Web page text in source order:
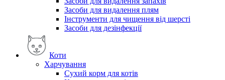
Засоби для видалення плям
Інструменти для чищення від шерсті
Засоби для дезінфекції
Коти
Харчування
Сухий корм для котів